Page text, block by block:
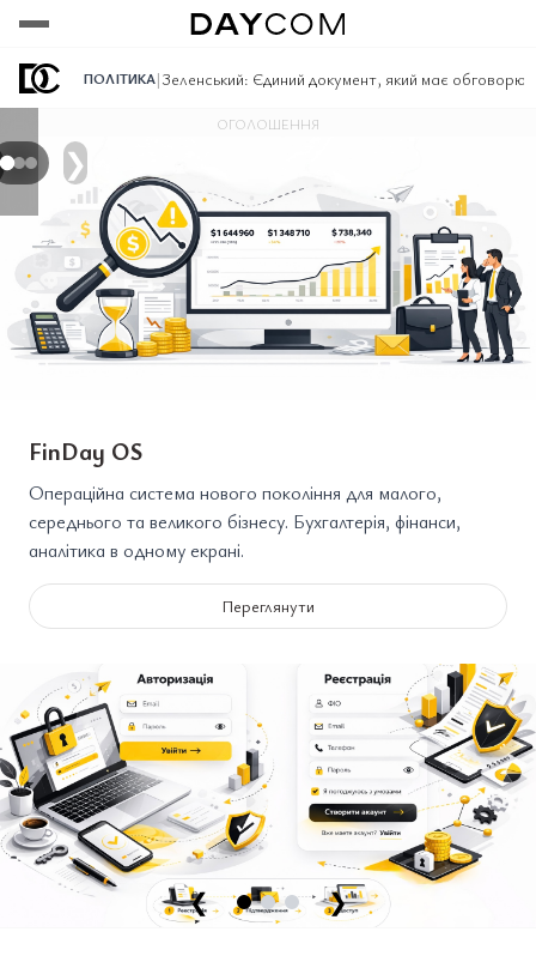
ПОЛІТИКА|Зеленський: Єдиний документ, який має
Переглянути
Переглянути
Переглянути
❯
ОГОЛОШЕННЯ
FinDay OS
Операційна система нового покоління для малого,
середнього та великого бізнесу. Бухгалтерія, фінанси,
аналітика в одному екрані.
Переглянути
❮ ❯